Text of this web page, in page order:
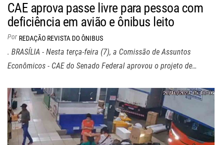
CAE aprova passe livre para pessoa com
deficiência em avião e ônibus leito
Por REDAÇÃO REVISTA DO ÔNIBUS
. BRASÍLIA - Nesta terça-feira (7), a Comissão de Assuntos
Econômicos - CAE do Senado Federal aprovou o projeto de…